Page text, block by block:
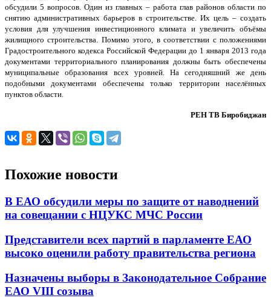
обсудили 5 вопросов. Один из главных – работа глав районов области по
снятию административных барьеров в строительстве. Их цель – создать
условия для улучшения инвестиционного климата и увеличить объёмы
жилищного строительства. Помимо этого, в соответствии с положениями
Градостроительного кодекса Российской Федерации до 1 января 2013 года
документами территориального планирования должны быть обеспечены
муниципальные образования всех уровней. На сегодняшний же день
подобными документами обеспечены только территории населённых
пунктов области.
РЕН ТВ Биробиджан
Похожие новости
В ЕАО обсудили меры по защите от наводнений
на совещании с НЦУКС МЧС России
Представители всех партий в парламенте ЕАО
высоко оценили работу правительства региона
Назначены выборы в Законодательное Собрание
ЕАО VIII созыва